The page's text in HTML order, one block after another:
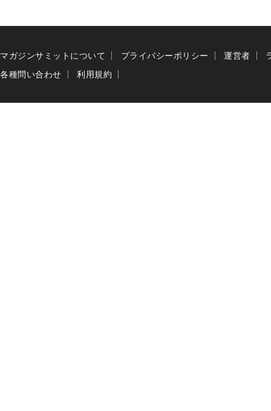
マガジンサミットについて プライバシーポリシー 運営者
各種問い合わせ
利用規約